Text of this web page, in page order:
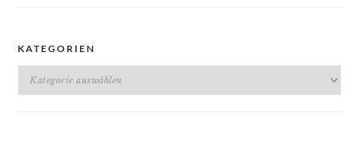
KATEGORIEN
Kategorien